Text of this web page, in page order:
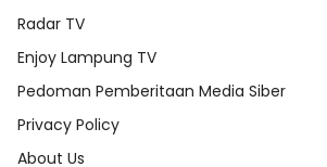
Radar TV
Enjoy Lampung TV
Pedoman Pemberitaan Media Siber
Privacy Policy
About Us